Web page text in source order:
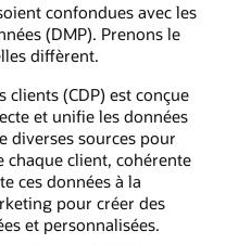
confondues avec les
(DMP). Prenons le
diffèrent.
(CDP) est conçue
et unifie les données
diverses sources pour
client, cohérente
ces données à la
pour créer des
et personnalisées.